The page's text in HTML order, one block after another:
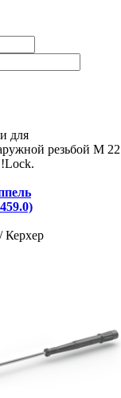
для
резьбой M 22
Керхер